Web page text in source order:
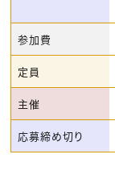
参加費
定員
主催
応募締め切り